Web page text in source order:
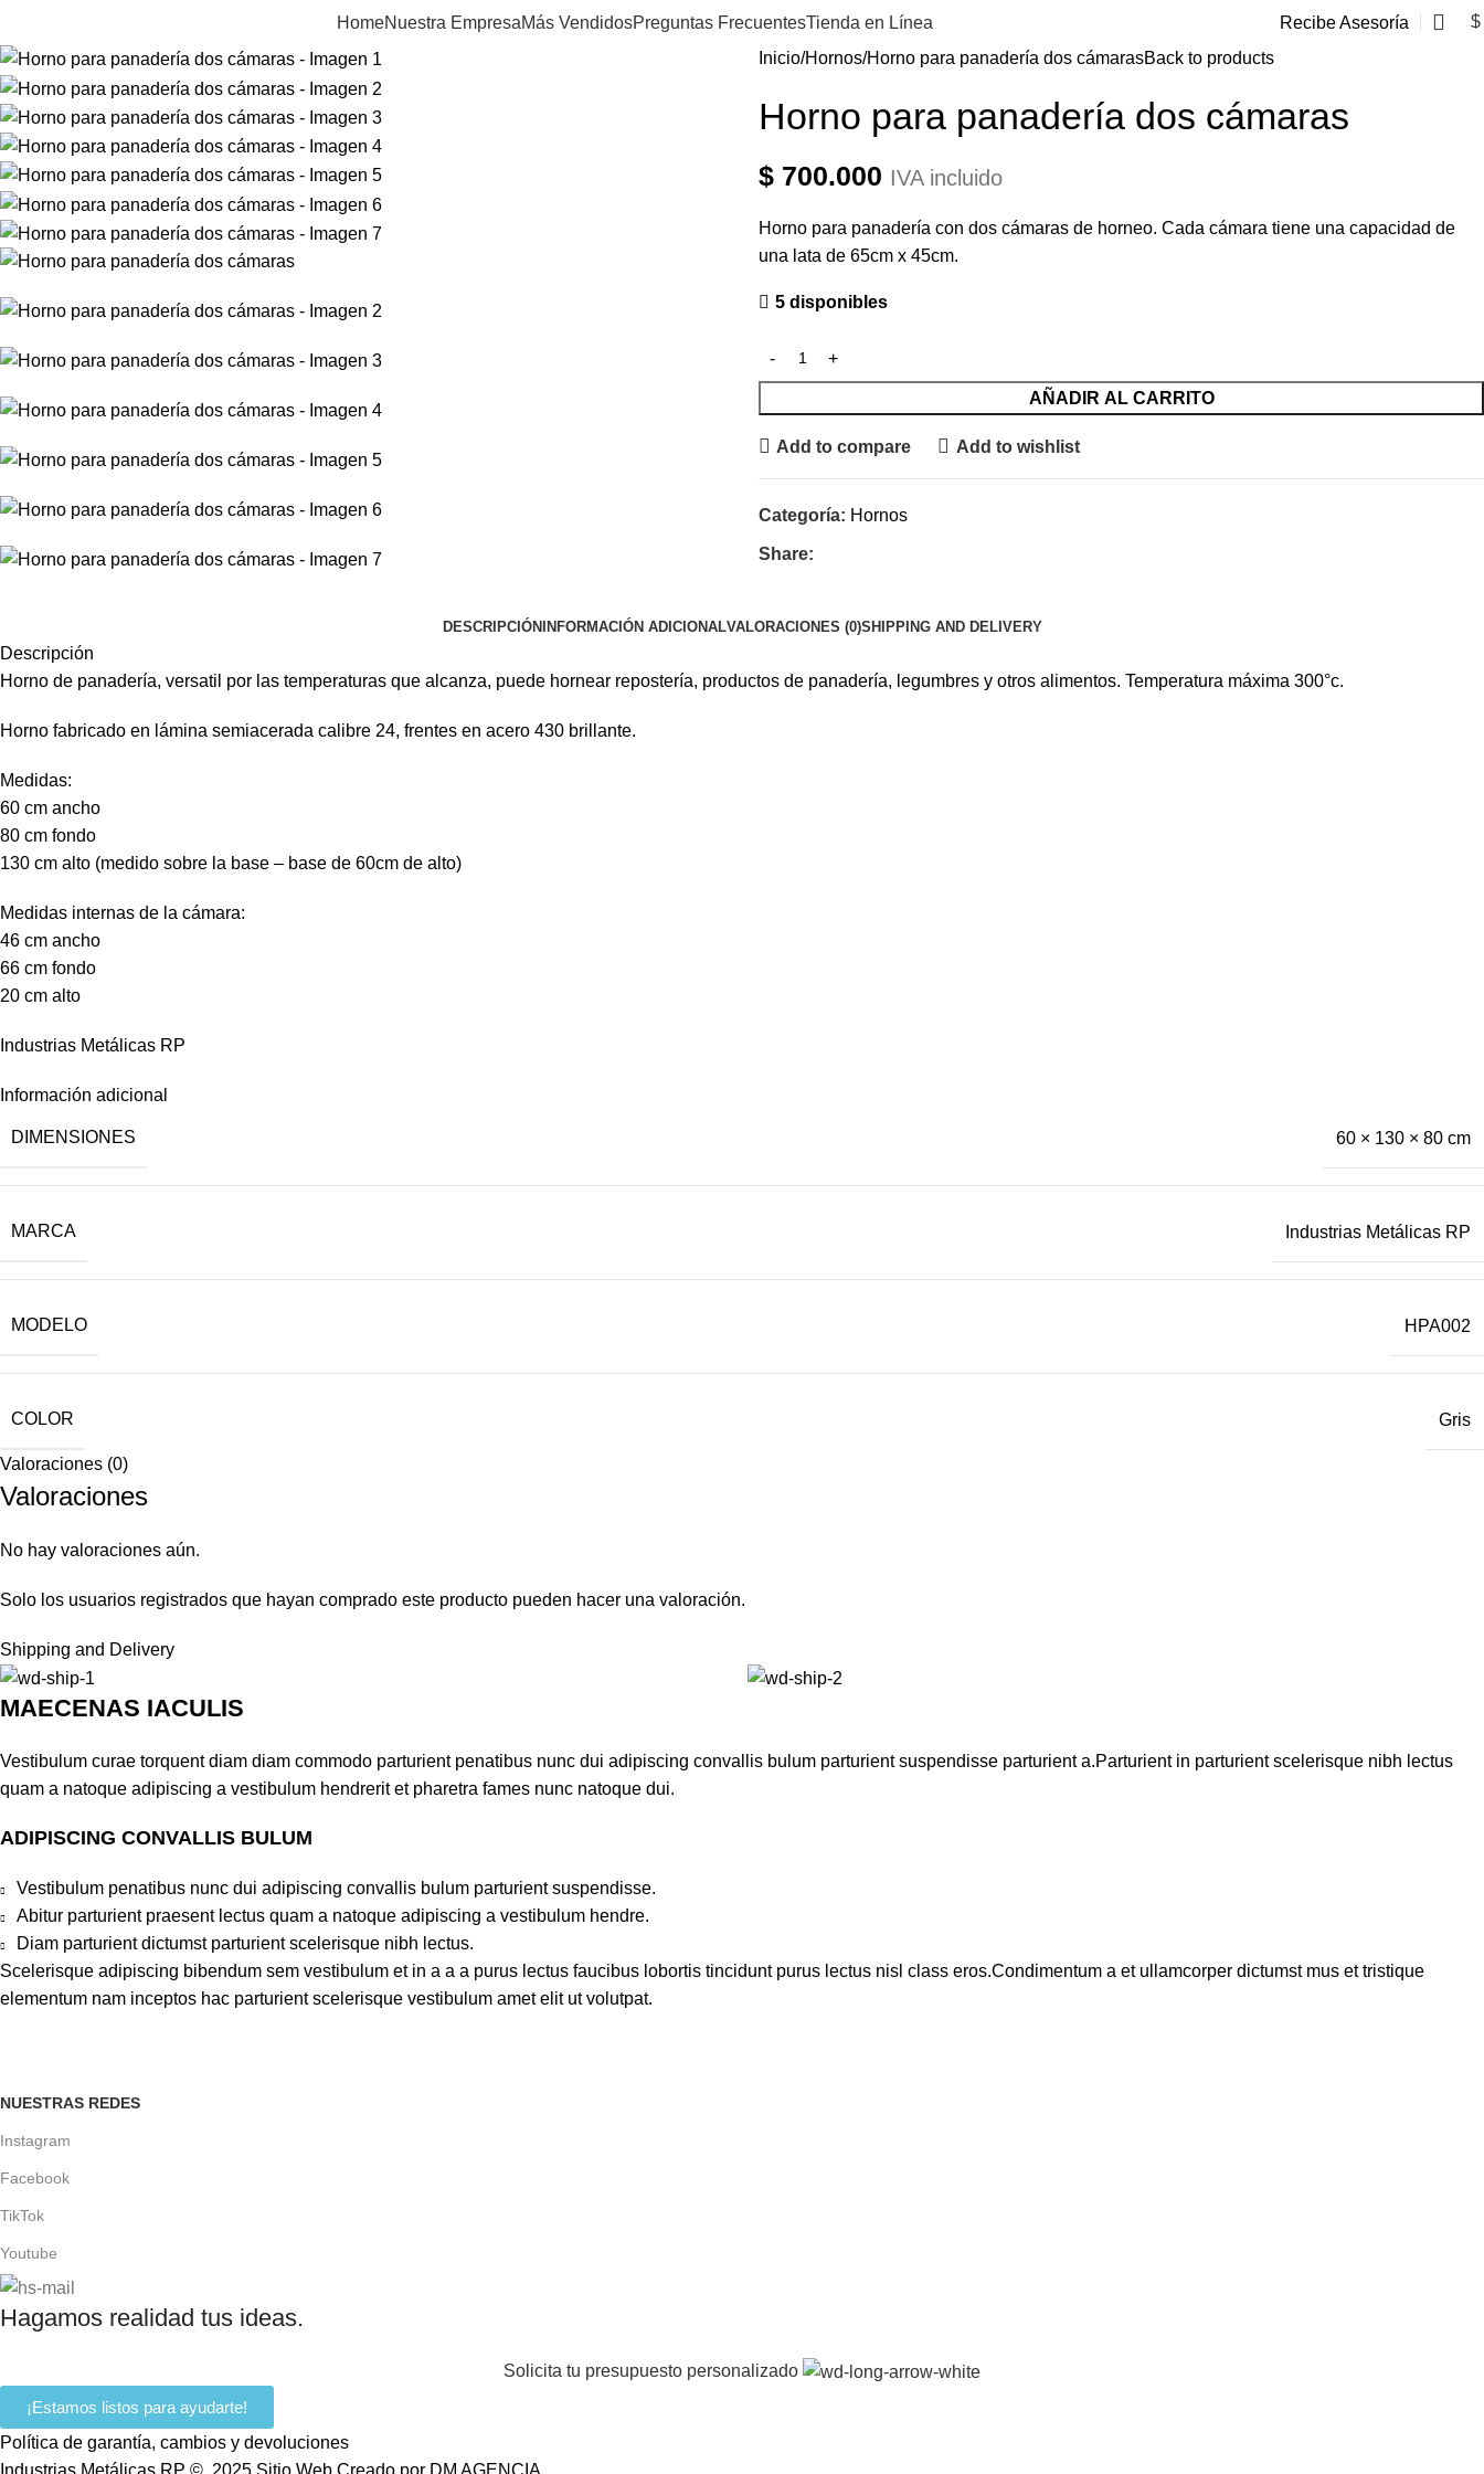
HomeNuestra EmpresaMás VendidosPreguntas FrecuentesTienda en Línea Recibe Asesoría $
Inicio Hornos Horno para panadería dos cámarasBack to products
Horno para panadería dos cámaras
$ 700.000 IVA incluido
Horno para panadería con dos cámaras de horneo. Cada cámara tiene una capacidad de
una lata de 65cm x 45cm.
5 disponibles
AÑADIR AL CARRITO
Add to compare Add to wishlist
Categoría: Hornos
Share:
DESCRIPCIÓN INFORMACIÓN ADICIONALVALORACIONES (0)SHIPPING AND DELIVERY
Descripción
Horno de panadería, versatil por las temperaturas que alcanza, puede hornear repostería, productos de panadería, legumbres y otros alimentos. Temperatura máxima 300°c.
Horno fabricado en lámina semiacerada calibre 24, frentes en acero 430 brillante.
Medidas:
60 cm ancho
80 cm fondo
130 cm alto (medido sobre la base – base de 60cm de alto)
Medidas internas de la cámara:
46 cm ancho
66 cm fondo
20 cm alto
Industrias Metálicas RP
Información adicional
DIMENSIONES 60 × 130 × 80 cm
MARCA Industrias Metálicas RP
MODELO HPA002
COLOR Gris
Valoraciones (0)
Valoraciones
No hay valoraciones aún.
Solo los usuarios registrados que hayan comprado este producto pueden hacer una valoración.
Shipping and Delivery
MAECENAS IACULIS
Vestibulum curae torquent diam diam commodo parturient penatibus nunc dui adipiscing convallis bulum parturient suspendisse parturient a.Parturient in parturient scelerisque nibh lectus
quam a natoque adipiscing a vestibulum hendrerit et pharetra fames nunc natoque dui.
ADIPISCING CONVALLIS BULUM
Vestibulum penatibus nunc dui adipiscing convallis bulum parturient suspendisse.
Abitur parturient praesent lectus quam a natoque adipiscing a vestibulum hendre.
Diam parturient dictumst parturient scelerisque nibh lectus.
Scelerisque adipiscing bibendum sem vestibulum et in a a a purus lectus faucibus lobortis tincidunt purus lectus nisl class eros.Condimentum a et ullamcorper dictumst mus et tristique
elementum nam inceptos hac parturient scelerisque vestibulum amet elit ut volutpat.
NUESTRAS REDES
Instagram
Facebook
TikTok
Youtube
Hagamos realidad tus ideas.
Solicita tu presupuesto personalizado
¡Estamos listos para ayudarte!
Política de garantía, cambios y devoluciones
Industrias Metálicas RP © 2025 Sitio Web Creado por DM AGENCIA.